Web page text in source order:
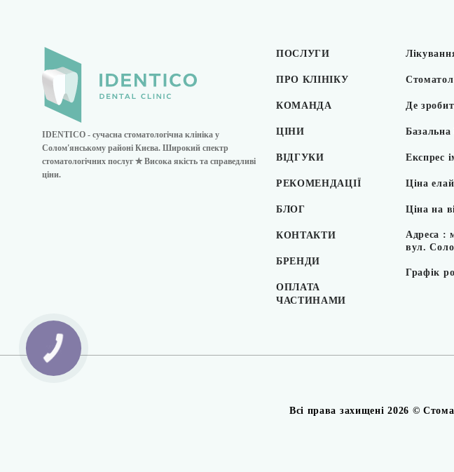
IDENTICO - сучасна стоматологічна клініка у
Солом'янському районі Києва. Широкий спектр
стоматологічних послуг ✮ Висока якість та справедливі
ціни.
ПОСЛУГИ
ПРО КЛІНІКУ
КОМАНДА
ЦІНИ
ВІДГУКИ
РЕКОМЕНДАЦІЇ
БЛОГ
КОНТАКТИ
БРЕНДИ
ОПЛАТА
ЧАСТИНАМИ
Де
Базальна
Експрес
Ціна
Ціна на
Адреса :
вул.
Графік
Всі права захищені 2026 ©